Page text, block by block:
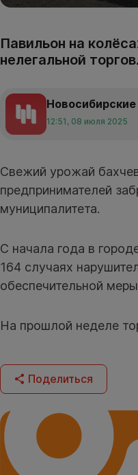
Павильон на
нелегальной
Новосибирские
12:51, 08 июля 2025
Свежий урожай
предпринимателей
муниципалитета.
С начала года в
164 случаях
обеспечительной
На прошлой неделе
Поделиться